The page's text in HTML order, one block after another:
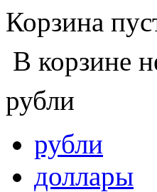
Корзина
В корзине
рубли
рубли
доллары